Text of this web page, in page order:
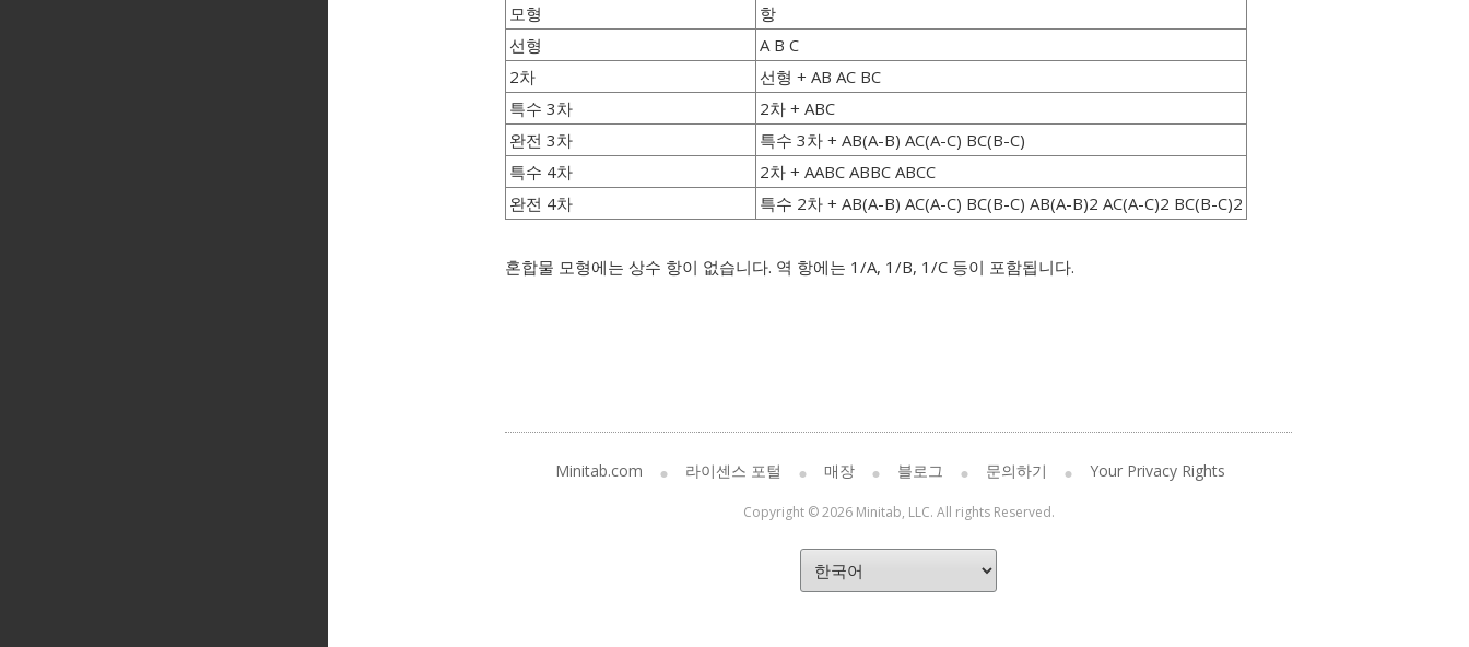
모형
항
선형
A B C
2차
선형 + AB AC BC
특수 3차
2차 + ABC
완전 3차
특수 3차 + AB(A-B) AC(A-C) BC(B-C)
특수 4차
2차 + AABC ABBC ABCC
완전 4차
특수 2차 + AB(A-B) AC(A-C) BC(B-C) AB(A-B)2 AC(A-C)2 BC(B-C)2
혼합물 모형에는 상수 항이 없습니다. 역 항에는 1/A, 1/B, 1/C 등이 포함됩니다.
Minitab.com 라이센스 포털 매장 블로그 문의하기 Your Privacy Rights
Copyright © 2026 Minitab, LLC. All rights Reserved.